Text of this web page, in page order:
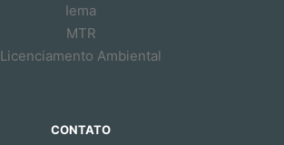
Iema
MTR
Licenciamento Ambiental
CONTATO